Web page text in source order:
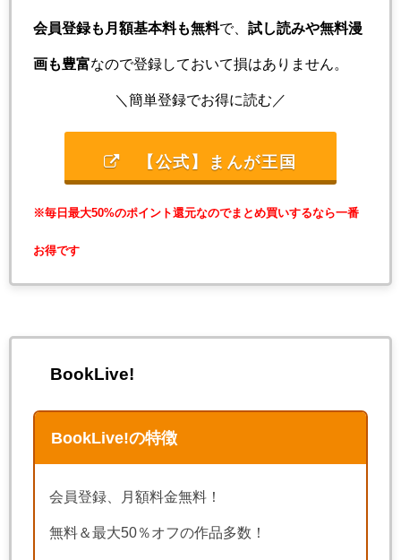
会員登録も月額基本料も無料で、 試し読みや無料漫
画も豊富なので登録しておいて損はありません。
＼簡単登録でお得に読む／
【公式】まんが王国
※毎日最大50%のポイント還元なのでまとめ買いするなら一番
お得です
BookLive!
BookLive!の特徴
会員登録、月額料金無料！
無料＆最大50％オフの作品多数！